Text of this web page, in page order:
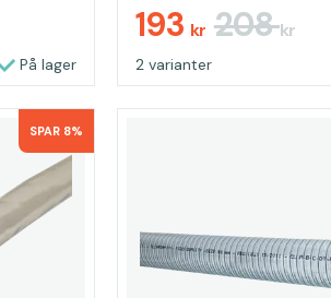
På lager
193 kr 208kr
2 varianter
SPAR 8%